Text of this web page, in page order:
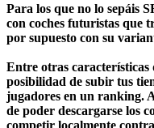
Para los que no lo sepáis
con coches futuristas que
por supuesto con su
Entre otras características
posibilidad de subir tus
jugadores en un ranking.
de poder descargarse los
competir localmente